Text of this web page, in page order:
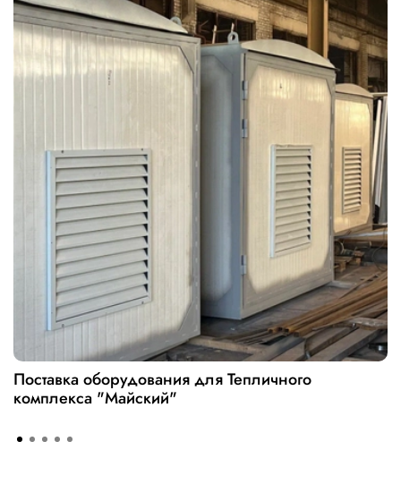
Поставка оборудования для Тепличного
комплекса "Майский"